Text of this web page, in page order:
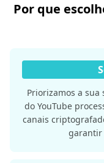
Por que
Priorizamos a
do YouTube
canais
garantir